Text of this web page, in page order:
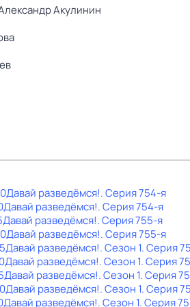
Акулинин
Давай рaзвeдёмся!. Серия 754-я
Давай рaзвeдёмся!. Серия 754-я
Давай рaзвeдёмся!. Серия 755-я
Давай рaзвeдёмся!. Серия 755-я
Давай рaзвeдёмся!. Сезон 1. Серия
Давай рaзвeдёмся!. Сезон 1. Серия
Давай рaзвeдёмся!. Сезон 1. Серия
Давай рaзвeдёмся!. Сезон 1. Серия
Давай рaзвeдёмся!. Сезон 1. Серия